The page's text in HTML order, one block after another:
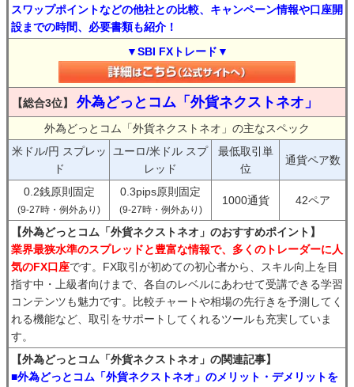
スワップポイントなどの他社との比較、キャンペーン情報や口座開
設までの時間、必要書類も紹介！
▼SBI FXトレード▼
【総合3位】 外為どっとコム「外貨ネクストネオ」
外為どっとコム「外貨ネクストネオ」の主なスペック
米ドル/円 スプレッ
ド
ユーロ/米ドル スプ
レッド
最低取引単
位
通貨ペア数
0.2銭原則固定
(9-27時・例外あり)
0.3pips原則固定
(9-27時・例外あり)
1000通貨 42ペア
【外為どっとコム「外貨ネクストネオ」のおすすめポイント】
業界最狭水準のスプレッドと豊富な情報で、多くのトレーダーに人
気のFX口座です。FX取引が初めての初心者から、スキル向上を目
指す中・上級者向けまで、各自のレベルにあわせて受講できる学習
コンテンツも魅力です。比較チャートや相場の先行きを予測してく
れる機能など、取引をサポートしてくれるツールも充実していま
す。
【外為どっとコム「外貨ネクストネオ」の関連記事】
■外為どっとコム「外貨ネクストネオ」のメリット・デメリットを